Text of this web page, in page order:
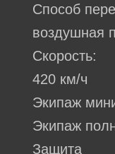
Способ
воздушная
Скорость:
420 км/ч
Экипаж
Экипаж
Защита